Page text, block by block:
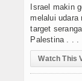
Israel makin
melalui udara
target
Palestina . . .
Watch This